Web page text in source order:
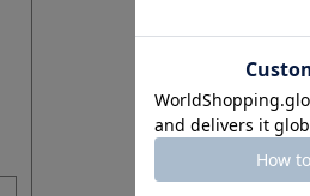
買えば買うほどお得! 最大半額クーポン